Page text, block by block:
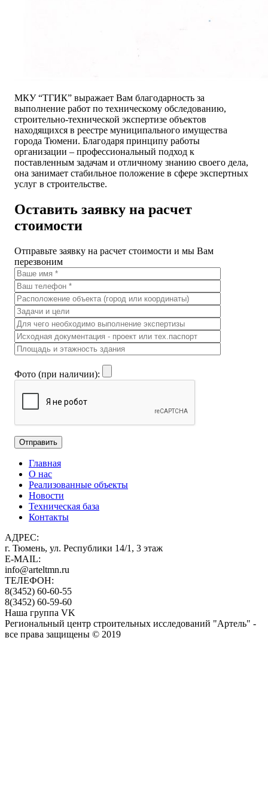
МКУ “ТГИК” выражает Вам благодарность за
выполнение работ по техническому обследованию,
строительно-технической экспертизе объектов
находящихся в реестре муниципального имущества
города Тюмени. Благодаря принципу работы
организации – профессиональный подход к
поставленным задачам и отличному знанию своего дела,
она занимает стабильное положение в сфере экспертных
услуг в строительстве.
Оставить заявку на расчет
стоимости
Отправьте заявку на расчет стоимости и мы Вам
перезвоним
Фото (при наличии):
Главная
О нас
Реализованные объекты
Новости
Техническая база
Контакты
АДРЕС:
г. Тюмень, ул. Республики 14/1, 3 этаж
E-MAIL:
info@arteltmn.ru
ТЕЛЕФОН:
8(3452) 60-60-55
8(3452) 60-59-60
Наша группа VK
Региональный центр строительных исследований "Артель" -
все права защищены © 2019